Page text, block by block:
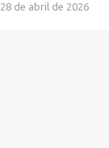
28 de abril de 2026